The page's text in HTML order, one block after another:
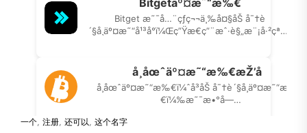
一个, 注册, 还可以, 这个名字